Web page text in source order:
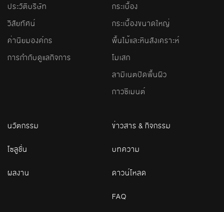
ประวัติบริษัท
วิสัยทัศน์
ค่านิยมองค์กร
การกำกับดูแลกิจการ
กระเบื้อง
กระเบื้องขนาดใหญ่
พื้นไม้และหินสังเคราะห์
โมเสก
ลามิเนตปิดพื้นผิว
กาวซีเมนต์
นวัตกรรม
โซลูชั่น
ผลงาน
ข่าวสาร & กิจกรรม
บทความ
ดาวน์โหลด
FAQ